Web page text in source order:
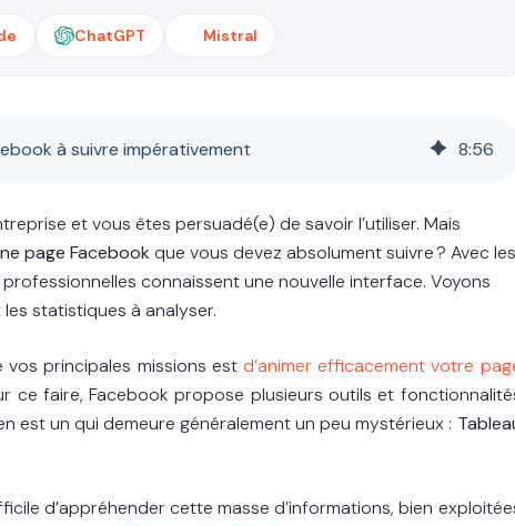
ChatGPT Mistral
à suivre impérativement 8:56
et vous êtes persuadé(e) de savoir l’utiliser. Mais
page Facebook que vous devez absolument suivre ? Avec les
professionnelles connaissent une nouvelle interface. Voyons
les statistiques à analyser.
vos principales missions est d’animer efficacement votre
ce faire, Facebook propose plusieurs outils et
est un qui demeure généralement un peu mystérieux :
d’appréhender cette masse d’informations, bien